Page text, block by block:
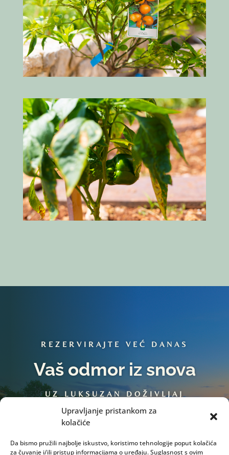
Upravljanje pristankom za
kolačiće
Da bismo pružili najbolje iskustvo, koristimo tehnologije poput kolačića
za čuvanje i/ili pristup informacijama o uređaju. Suglasnost s ovim
REZERVIRAJTE VEĆ DANAS
Vaš odmor iz snova
UZ LUKSUZAN DOŽIVLJAJ
TRADICIJE...
Book Now